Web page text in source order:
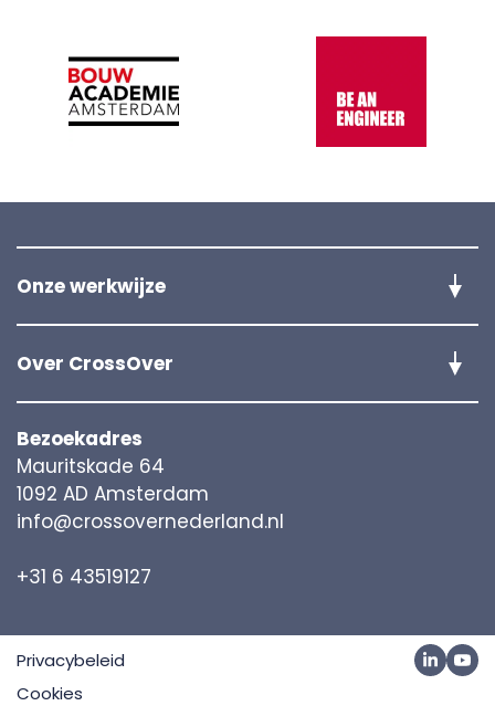
Onze werkwijze
Over CrossOver
Werken bij
Founder's story
Bezoekadres
Mauritskade 64
1092 AD Amsterdam
info@crossovernederland.nl
+31 6 43519127
Privacybeleid
Cookies